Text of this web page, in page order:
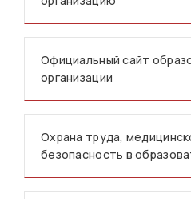
Официальный сайт
организации
Охрана труда,
безопасность в